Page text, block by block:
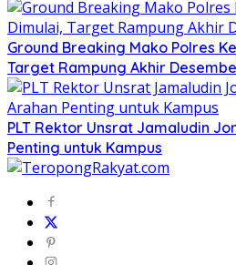
Ground Breaking Mako Polres
Target Rampung Akhir
​PLT Rektor Unsrat Jamaludin
Penting untuk Kampus